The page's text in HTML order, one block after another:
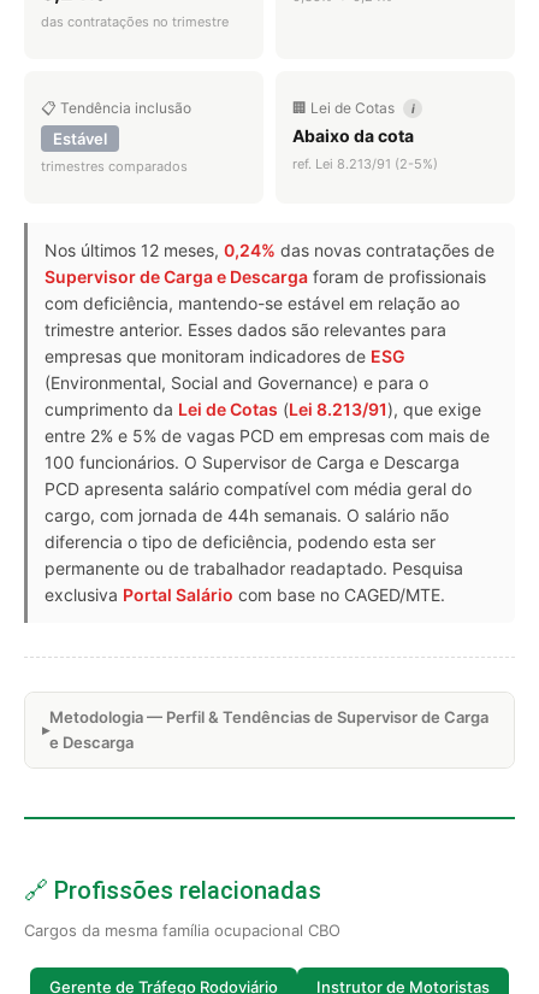
das contratações no trimestre
📋 Tendência inclusão
Estável
trimestres comparados
🏢 Lei de Cotas i
Abaixo da cota
ref. Lei 8.213/91 (2-5%)
Nos últimos 12 meses, 0,24% das novas contratações de
Supervisor de Carga e Descarga foram de profissionais
com deficiência, mantendo-se estável em relação ao
trimestre anterior. Esses dados são relevantes para
empresas que monitoram indicadores de ESG
(Environmental, Social and Governance) e para o
cumprimento da Lei de Cotas (Lei 8.213/91), que exige
entre 2% e 5% de vagas PCD em empresas com mais de
100 funcionários. O Supervisor de Carga e Descarga
PCD apresenta salário compatível com média geral do
cargo, com jornada de 44h semanais. O salário não
diferencia o tipo de deficiência, podendo esta ser
permanente ou de trabalhador readaptado. Pesquisa
exclusiva Portal Salário com base no CAGED/MTE.
Metodologia — Perfil & Tendências de Supervisor de Carga
e Descarga
🔗 Profissões relacionadas
Cargos da mesma família ocupacional CBO
Gerente de Tráfego Rodoviário Instrutor de Motoristas